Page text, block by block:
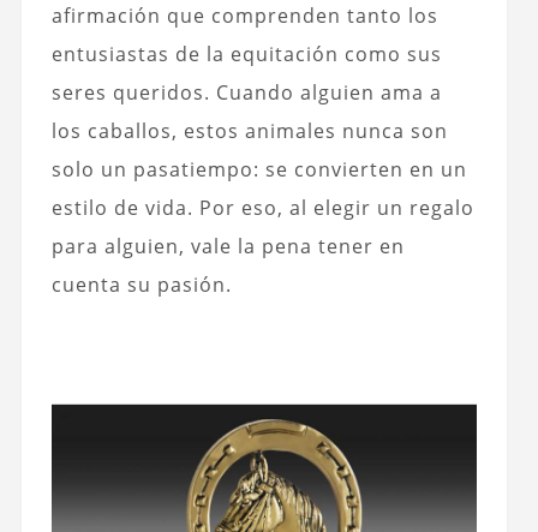
afirmación que comprenden tanto los
entusiastas de la equitación como sus
seres queridos. Cuando alguien ama a
los caballos, estos animales nunca son
solo un pasatiempo: se convierten en un
estilo de vida. Por eso, al elegir un regalo
para alguien, vale la pena tener en
cuenta su pasión.